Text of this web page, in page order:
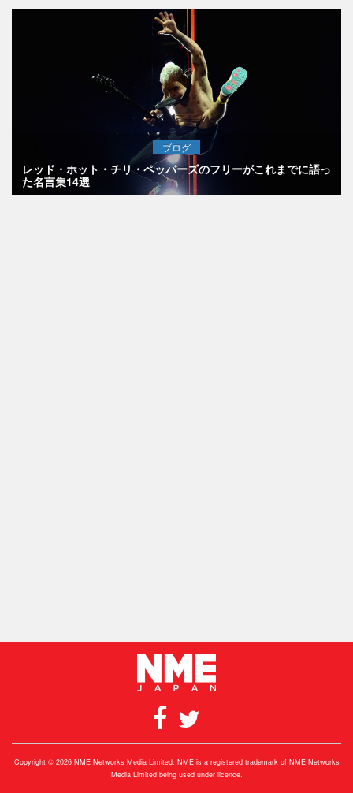
ブログ
レッド・ホット・チリ・ペッパーズのフリーがこれまでに語っ
た名言集14選
Copyright © 2026 NME Networks Media Limited. NME is a registered trademark of NME Networks
Media Limited being used under licence.